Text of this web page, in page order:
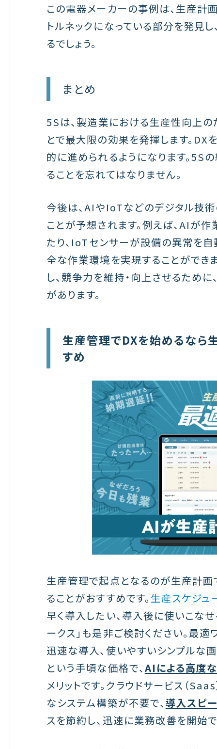
この電器メーカーの事例は、生産計
トルネックになっている部分を発見
るでしょう。
まとめ
5Sは、製造業における生産性向上
とで最大限の効果を発揮します。DX
的に進められるようになります。5S
ることを忘れてはなりません。
今後は、AIやIoTなどのデジタル技
ことが予想されます。例えば、AIが
たり、IoTセンサーが設備の異常を
全な作業環境を実現することができ
し、競争力を維持・向上させるため
があります。
生産管理でDXを始めるなら
すめ
生産管理で起点となるのが生産計画
ることがおすすめです。 生産スケジュ
早く導入したい、導入後に使いこな
ークス」も是非ご検討ください。最適
迅速な導入、使いやすいシンプルな
という手頃な価格で、AIによる高度
メリットです。クラウドサービス（
なシステム構築が不要で、導入スピ
スを節約し、迅速に業務改善を開始で